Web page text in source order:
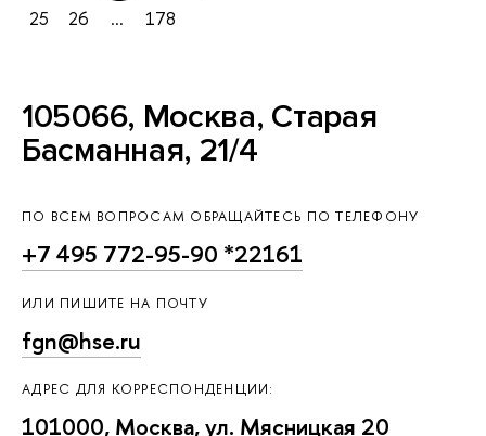
25
26 ... 178
105066, Москва, Старая
Басманная, 21/4
ПО ВСЕМ ВОПРОСАМ ОБРАЩАЙТЕСЬ ПО ТЕЛЕФОНУ
+7 495 772-95-90 *22161
ИЛИ ПИШИТЕ НА ПОЧТУ
fgn@hse.ru
АДРЕС ДЛЯ КОРРЕСПОНДЕНЦИИ:
101000, Москва, ул. Мясницкая 20